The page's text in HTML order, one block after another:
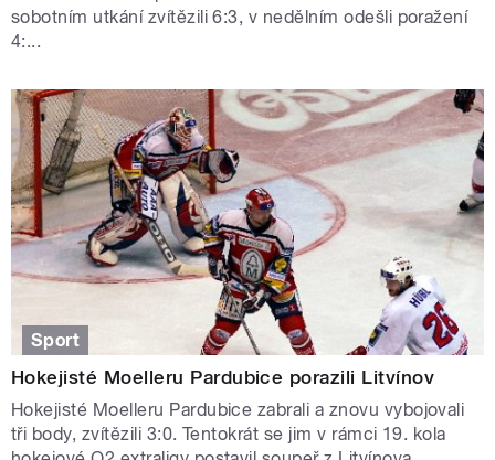
sobotním utkání zvítězili 6:3, v nedělním odešli poražení
4:...
Sport
Hokejisté Moelleru Pardubice porazili Litvínov
Hokejisté Moelleru Pardubice zabrali a znovu vybojovali
tři body, zvítězili 3:0. Tentokrát se jim v rámci 19. kola